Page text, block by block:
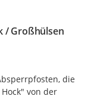
/ Großhülsen
die
von der